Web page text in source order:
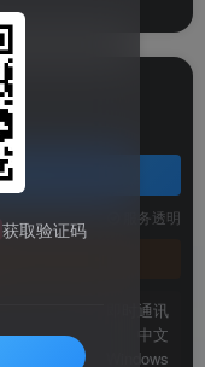
服务透明
即时通讯
中文
Windows
获取验证码